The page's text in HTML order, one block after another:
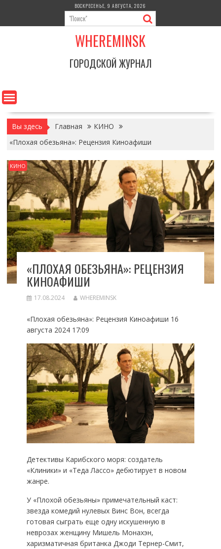
содержимому
ВОСКРЕСЕНЬЕ, 9 АВГУСТА, 2026
WHEREMINSK
ГОРОДСКОЙ ЖУРНАЛ
Вы здесь Главная
КИНО
«Плохая обезьяна»: Рецензия Киноафиши
КИНО
«ПЛОХАЯ ОБЕЗЬЯНА»: РЕЦЕНЗИЯ
КИНОАФИШИ
17.08.2024 WHEREMINSK
«Плохая обезьяна»: Рецензия Киноафиши 16
августа 2024 17:09
Детективы Карибского моря: создатель
«Клиники» и «Теда Лассо» дебютирует в новом
жанре.
У «Плохой обезьяны» примечательный каст:
звезда комедий нулевых Винс Вон, всегда
готовая сыграть еще одну искушенную в
неврозах женщину Мишель Монахэн,
харизматичная британка Джоди Тернер-Смит,